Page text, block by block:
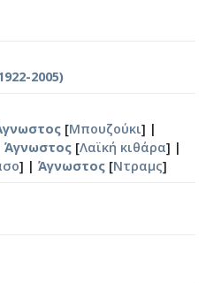
2005)
[Μπουζούκι] |
Άγνωστος [Λαϊκή κιθάρα] |
] | Άγνωστος [Ντραμς]